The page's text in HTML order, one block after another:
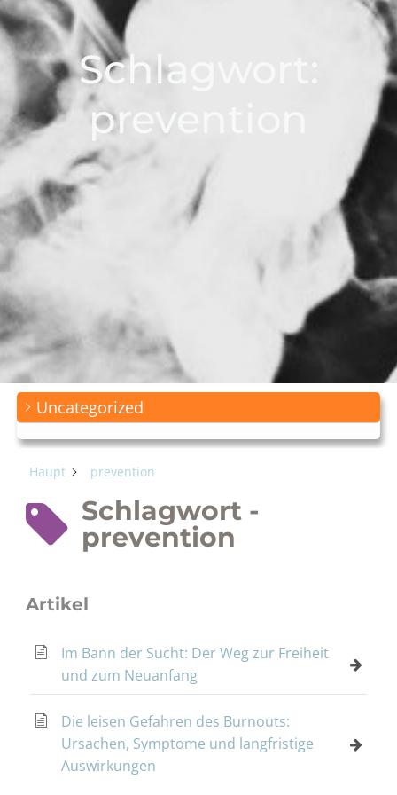
Schlagwort:
prevention
Uncategorized
Haupt prevention
Schlagwort -
prevention
Artikel
Im Bann der Sucht: Der Weg zur Freiheit
und zum Neuanfang
Die leisen Gefahren des Burnouts:
Ursachen, Symptome und langfristige
Auswirkungen